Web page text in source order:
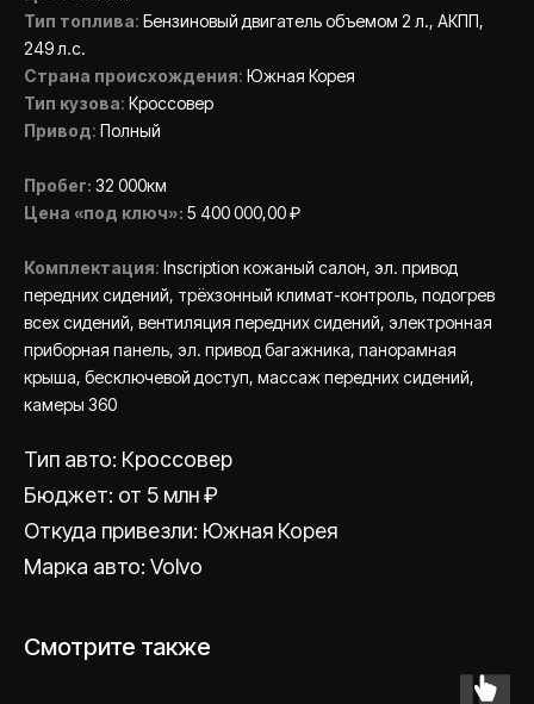
Тип топлива: Бензиновый двигатель объемом 2 л., АКПП,
249 л.с.
Страна происхождения: Южная Корея
Тип кузова: Кроссовер
Привод: Полный
Пробег: 32 000км
Цена «под ключ»: 5 400 000,00 ₽
Комплектация: Inscription кожаный салон, эл. привод
передних сидений, трёхзонный климат-контроль, подогрев
всех сидений, вентиляция передних сидений, электронная
приборная панель, эл. привод багажника, панорамная
крыша, бесключевой доступ, массаж передних сидений,
камеры 360
Тип авто: Кроссовер
Бюджет: от 5 млн ₽
Откуда привезли: Южная Корея
Марка авто: Volvo
Смотрите также
Есть вопрос или
хотите получить
подбор?